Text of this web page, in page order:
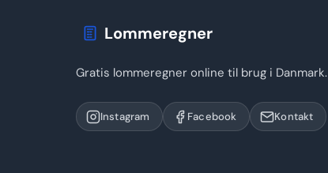
Lommeregner
Gratis lommeregner online til brug i Danmark.
Instagram Facebook Kontakt